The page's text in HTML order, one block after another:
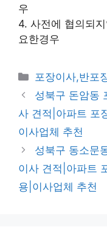
우
4. 사전에 협의되
요한경우
카
테
리
포장이사,반포
성북구 돈암동
사 견적|아파트 포
이사업체 추천
성북구 동소문
이사 견적|아파트
용|이사업체 추천